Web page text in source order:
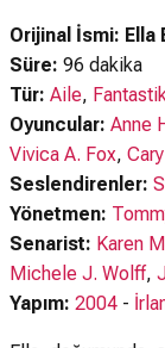
Orijinal İsmi: Ella
Süre: 96 dakika
Tür: Aile,
Oyuncular: Anne
Vivica A. Fox,
Seslendirenler:
Yönetmen:
Senarist: Karen
Michele J. Wolff,
Yapım: 2004 -